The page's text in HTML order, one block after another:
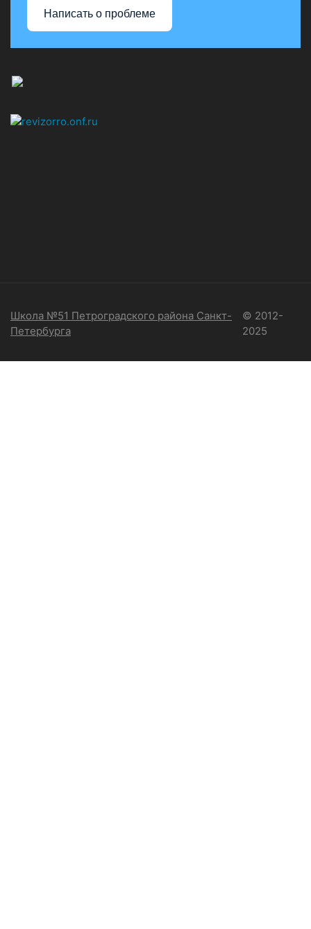
Написать о проблеме
Школа №51 Петроградского района Санкт-
Петербурга
© 2012-
2025